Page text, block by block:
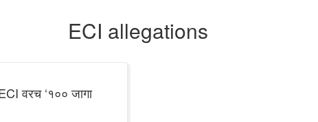
ECI allegations
वरच ‘१०० जागा